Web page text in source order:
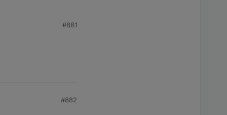
#881
#882